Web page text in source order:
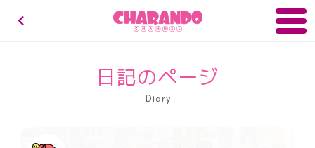
キャランドゥチャンネル
日記のページ
Diary